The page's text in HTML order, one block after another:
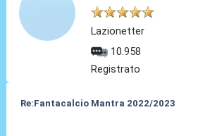
Lazionetter
10.958
Registrato
Re:Fantacalcio Mantra 2022/2023